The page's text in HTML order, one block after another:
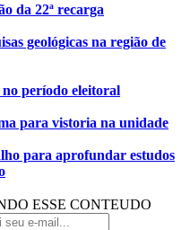
da 22ª recarga
geológicas na região de
período eleitoral
para vistoria na unidade
para aprofundar estudos
ESSE CONTEUDO